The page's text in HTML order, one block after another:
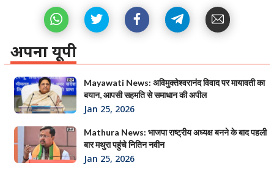
अपना यूपी
Mayawati News: अविमुक्तेश्वरानंद विवाद पर मायावती का
बयान, आपसी सहमति से समाधान की अपील
Jan 25, 2026
Mathura News: भाजपा राष्ट्रीय अध्यक्ष बनने के बाद पहली
बार मथुरा पहुंचे नितिन नवीन
Jan 25, 2026